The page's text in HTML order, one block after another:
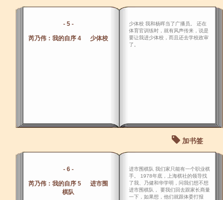
- 5 -
芮乃伟：我的自序 4 少体校
少体校 我和杨晖当了广播员。 还在
体育官训练时，就有风声传来，说是
要让我进少体校，而且还去学校政审
了。
加书签
- 6 -
芮乃伟：我的自序 5 进市围
棋队
进市围棋队 我们家只能有一个职业棋
手。 1978年底，上海棋社的领导找
了我、乃健和华学明，问我们想不想
进市围棋队， 要我们回去跟家长商量
一下，如果想，他们就跟体委打报